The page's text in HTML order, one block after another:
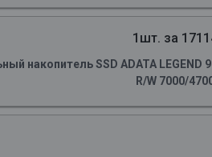
1шт. за
накопитель SSD ADATA LEGEND
R/W 7000/